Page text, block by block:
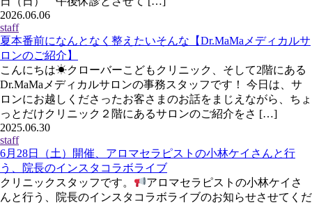
2026.06.06
staff
夏本番前になんとなく整えたいそんな【Dr.MaMaメディカルサ
ロンのご紹介】
こんにちは☀クローバーこどもクリニック、そして2階にある
Dr.MaMaメディカルサロンの事務スタッフです！ 今日は、サ
ロンにお越しくださったお客さまのお話をまじえながら、ちょ
っとだけクリニック２階にあるサロンのご紹介をさ […]
2025.06.30
staff
6月28日（土）開催、アロマセラピストの小林ケイさんと行
う、院長のインスタコラボライブ
クリニックスタッフです。
アロマセラピストの小林ケイさ
んと行う、院長のインスタコラボライブのお知らせさせてくだ